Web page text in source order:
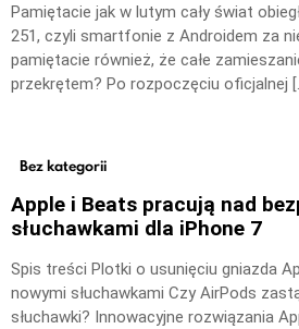
Pamiętacie jak w lutym cały świat
251, czyli smartfonie z Androidem za
pamiętacie również, że całe
przekrętem? Po rozpoczęciu oficjalnej
Bez kategorii
Apple i Beats pracują nad
słuchawkami dla iPhone 7
Spis treści Plotki o usunięciu gniazda
nowymi słuchawkami Czy AirPods
słuchawki? Innowacyjne rozwiązania